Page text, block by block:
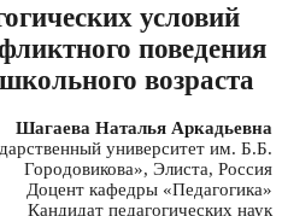
условий
поведения
возраста
Шагаева Наталья Аркадьевна
университет им. Б.Б.
Городовикова», Элиста, Россия
Доцент кафедры «Педагогика»
Кандидат педагогических наук